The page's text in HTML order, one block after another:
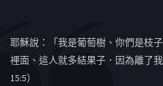
耶穌說：「我是葡萄樹、你們是枝
裡面、這人就多結果子．因為離了
15:5）